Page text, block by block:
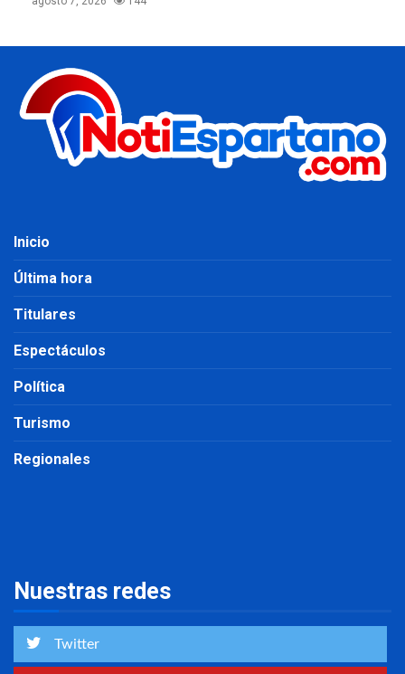
Inicio
Última hora
Titulares
Espectáculos
Política
Turismo
Regionales
Nuestras redes
Twitter